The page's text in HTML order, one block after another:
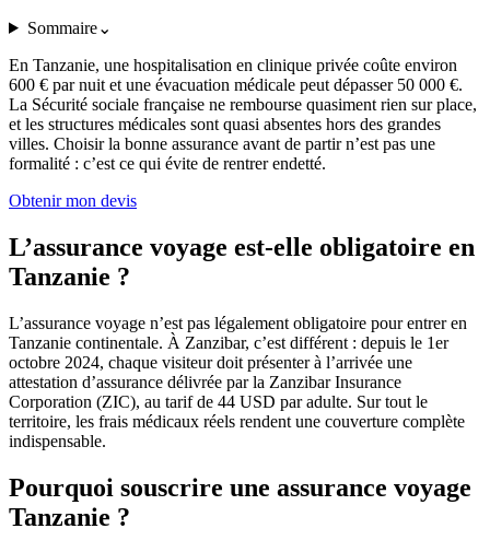
Sommaire⌄
En Tanzanie, une hospitalisation en clinique privée coûte environ
600 € par nuit et une évacuation médicale peut dépasser 50 000 €.
La Sécurité sociale française ne rembourse quasiment rien sur place,
et les structures médicales sont quasi absentes hors des grandes
villes. Choisir la bonne assurance avant de partir n’est pas une
formalité : c’est ce qui évite de rentrer endetté.
Obtenir mon devis
L’assurance voyage est-elle obligatoire en
Tanzanie ?
L’assurance voyage n’est pas légalement obligatoire pour entrer en
Tanzanie continentale. À Zanzibar, c’est différent : depuis le 1er
octobre 2024, chaque visiteur doit présenter à l’arrivée une
attestation d’assurance délivrée par la Zanzibar Insurance
Corporation (ZIC), au tarif de 44 USD par adulte. Sur tout le
territoire, les frais médicaux réels rendent une couverture complète
indispensable.
Pourquoi souscrire une assurance voyage
Tanzanie ?